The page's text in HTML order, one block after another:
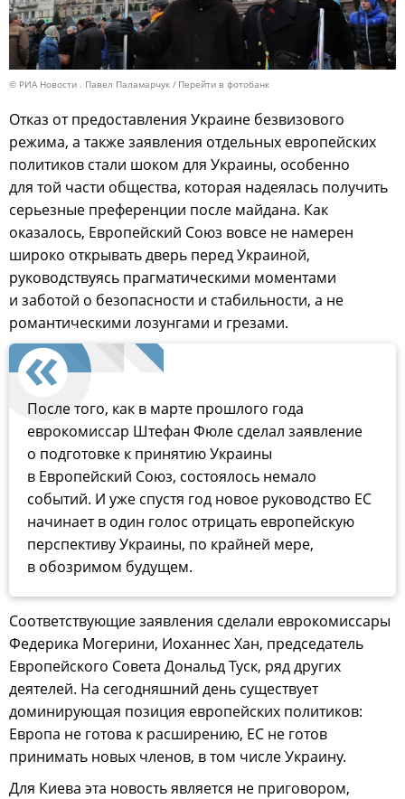
© РИА Новости . Павел Паламарчук Перейти в фотобанк
Отказ от предоставления Украине безвизового
режима, а также заявления отдельных европейских
политиков стали шоком для Украины, особенно
для той части общества, которая надеялась получить
серьезные преференции после майдана. Как
оказалось, Европейский Союз вовсе не намерен
широко открывать дверь перед Украиной,
руководствуясь прагматическими моментами
и заботой о безопасности и стабильности, а не
романтическими лозунгами и грезами.
После того, как в марте прошлого года
еврокомиссар Штефан Фюле сделал заявление
о подготовке к принятию Украины
в Европейский Союз, состоялось немало
событий. И уже спустя год новое руководство ЕС
начинает в один голос отрицать европейскую
перспективу Украины, по крайней мере,
в обозримом будущем.
Соответствующие заявления сделали еврокомиссары
Федерика Могерини, Иоханнес Хан, председатель
Европейского Совета Дональд Туск, ряд других
деятелей. На сегодняшний день существует
доминирующая позиция европейских политиков:
Европа не готова к расширению, ЕС не готов
принимать новых членов, в том числе Украину.
Для Киева эта новость является не приговором,